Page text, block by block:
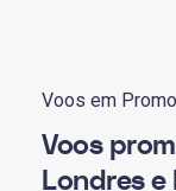
Voos em
Voos
Londres e